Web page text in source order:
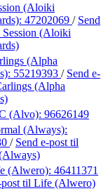
(Aloiki
47202069 / Send
Session (Aloiki
(Alpha
55219393 / Send e-
(Alpha
(Alvo): 96626149
(Always):
/ Send e-post til
(Alwero): 46411371
til Life (Alwero)